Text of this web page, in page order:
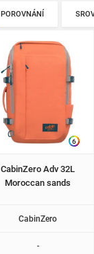
POROVNÁNÍ
6
CabinZero Adv 32L
Moroccan sands
CabinZero
-